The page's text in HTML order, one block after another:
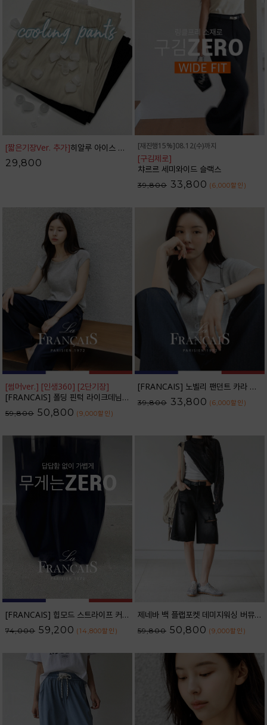
[짧은기장Ver. 추가]히알루 아이스 밴딩 와이드 팬츠_42PT1784
29,800
[재진행15%]08.12(수)까지
[구김제로]
챠르르 세미와이드 슬랙스
39,800 33,800 (6,000할인 )
[썸머ver.] [인생360] [2단기장]
[FRANCAIS] 폴딩 핀턱 라이크데님 와이드 팬츠(여름VER.)_F6H444PT
59,800 50,800 (9,000할인 )
[FRANCAIS] 노벨리 팬던트 카라 니트 가디건_F6S254CA
39,800 33,800 (6,000할인 )
[FRANCAIS] 힙모드 스트라이프 커브라인 와이드 데님팬츠_62DP2584
74,000 59,200 (14,800할인 )
제네바 백 플랩포켓 데미지워싱 버뮤다 데님 팬츠_62PT2564
59,800 50,800 (9,000할인 )